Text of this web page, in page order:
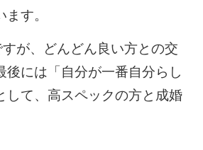
す。
が、どんどん良い方との交
後には「自分が一番自分らし
して、高スペックの方と成婚